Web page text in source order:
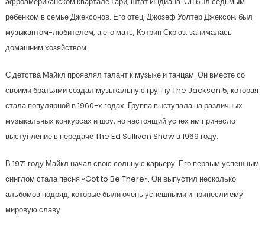
ребенком в семье Джексонов. Его отец, Джозеф Уолтер Джексон, был
музыкантом-любителем, а его мать, Кэтрин Скрюз, занималась
домашним хозяйством.
С детства Майкл проявлял талант к музыке и танцам. Он вместе со
своими братьями создал музыкальную группу The Jackson 5, которая
стала популярной в 1960-х годах. Группа выступала на различных
музыкальных конкурсах и шоу, но настоящий успех им принесло
выступление в передаче The Ed Sullivan Show в 1969 году.
В 1971 году Майкл начал свою сольную карьеру. Его первым успешным
синглом стала песня «Got to Be There». Он выпустил несколько
альбомов подряд, которые были очень успешными и принесли ему
мировую славу.